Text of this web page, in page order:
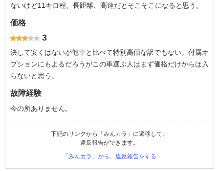
ないけど11キロ程。長距離、高速だとそこそこになると思う。
価格
3
決して安くはないが他車と比べて特別高価な訳でもない。付属オ
プションにもよるだろうがこの車選ぶ人はまず価格だけからは入
らないと思う。
故障経験
今の所ありません。
下記のリンクから「みんカラ」に遷移して、
違反報告ができます。
「みんカラ」から、違反報告をする